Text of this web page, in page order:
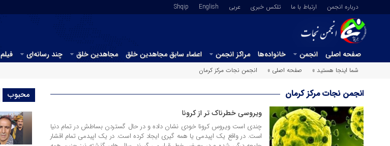
درباره انجمن ارتباط با ما تلکس خبری عربي English
Shqip
صفحه اصلی انجمن خانواده‌ها مراکز انجمن اعضاء سابق مجاهدین خلق مجاهدین خلق چند رسانه‌ای فیلم
شما اینجا هستید »
صفحه اصلی » انجمن نجات مرکز کرمان
انجمن نجات مرکز کرمان
12 اسفند 1398 ویروسی خطرناک تر از کرونا
چندی است ویروس کرونا خودی نشان داده و در حال گستردن بساطش در تمام دنیا
است. در واقع یک اپیدمی یا همه گیری ایجاد کرده است. در یک اپیدمی تمام اقشار
محبوب